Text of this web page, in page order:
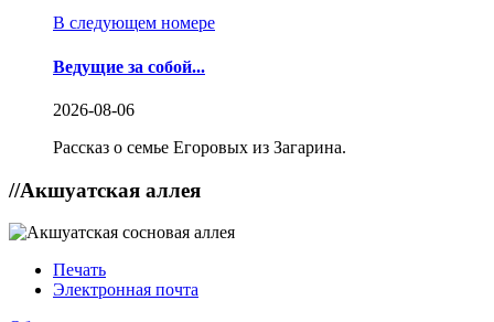
В следующем номере
Ведущие за собой...
2026-08-06
Рассказ о семье Егоровых из Загарина.
//Акшуатская аллея
Печать
Электронная почта